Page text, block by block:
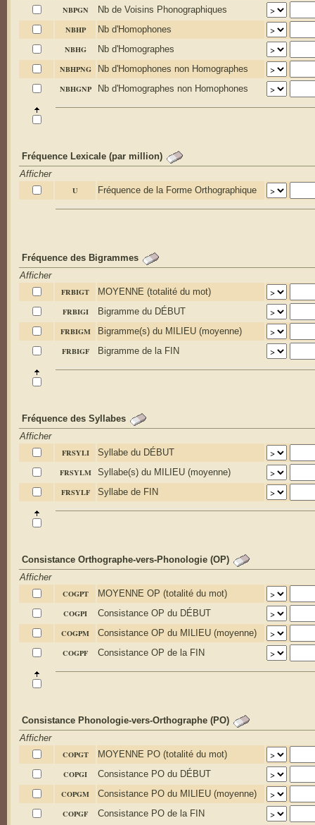
NBPGN Nb de Voisins Phonographiques
NBHP Nb d'Homophones
NBHG Nb d'Homographes
NBHPNG Nb d'Homophones non Homographes
NBHGNP Nb d'Homographes non Homophones
Fréquence Lexicale (par million)
Afficher
U Fréquence de la Forme Orthographique
Fréquence des Bigrammes
Afficher
FRBIGT MOYENNE (totalité du mot)
FRBIGI Bigramme du DÉBUT
FRBIGM Bigramme(s) du MILIEU (moyenne)
FRBIGF Bigramme de la FIN
Fréquence des Syllabes
Afficher
FRSYLI Syllabe du DÉBUT
FRSYLM Syllabe(s) du MILIEU (moyenne)
FRSYLF Syllabe de FIN
Consistance Orthographe-vers-Phonologie (OP)
Afficher
COGPT MOYENNE OP (totalité du mot)
COGPI Consistance OP du DÉBUT
COGPM Consistance OP du MILIEU (moyenne)
COGPF Consistance OP de la FIN
Consistance Phonologie-vers-Orthographe (PO)
Afficher
COPGT MOYENNE PO (totalité du mot)
COPGI Consistance PO du DÉBUT
COPGM Consistance PO du MILIEU (moyenne)
COPGF Consistance PO de la FIN